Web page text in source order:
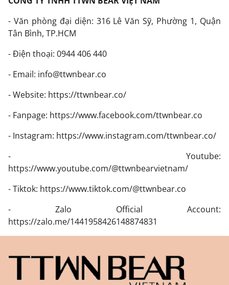
- Văn phòng đại diện: 316 Lê Văn Sỹ, Phường 1, Quận
Tân Bình, TP.HCM
- Điện thoại: 0944 406 440
- Email: info@ttwnbear.co
- Website: https://ttwnbear.co/
- Fanpage: https://www.facebook.com/ttwnbear.co
- Instagram: https://www.instagram.com/ttwnbear.co/
- Youtube:
https://www.youtube.com/@ttwnbearvietnam/
- Tiktok: https://www.tiktok.com/@ttwnbear.co
- Zalo Official Account:
https://zalo.me/1441958426148874831